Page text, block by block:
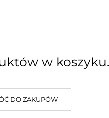
w koszyku.
DO ZAKUPÓW